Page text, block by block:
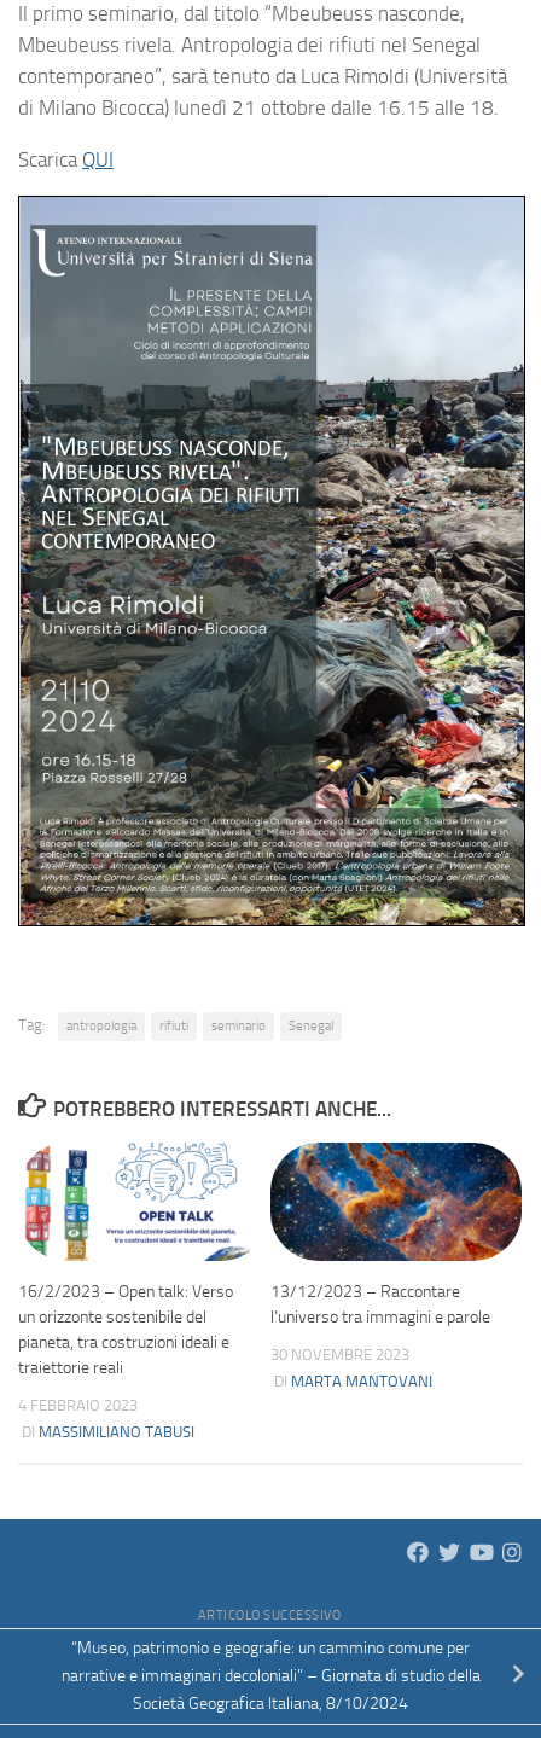
Il primo seminario, dal titolo “Mbeubeuss nasconde,
Mbeubeuss rivela. Antropologia dei rifiuti nel Senegal
contemporaneo”, sarà tenuto da Luca Rimoldi (Università
di Milano Bicocca) lunedì 21 ottobre dalle 16.15 alle 18.
Scarica QUI
Tag: antropologia rifiuti seminario Senegal
POTREBBERO INTERESSARTI ANCHE...
16/2/2023 – Open talk: Verso
un orizzonte sostenibile del
pianeta, tra costruzioni ideali e
traiettorie reali
4 FEBBRAIO 2023
DI MASSIMILIANO TABUSI
13/12/2023 – Raccontare
l’universo tra immagini e parole
30 NOVEMBRE 2023
DI MARTA MANTOVANI
ARTICOLO SUCCESSIVO
“Museo, patrimonio e geografie: un cammino comune per
narrative e immaginari decoloniali” – Giornata di studio della
Società Geografica Italiana, 8/10/2024